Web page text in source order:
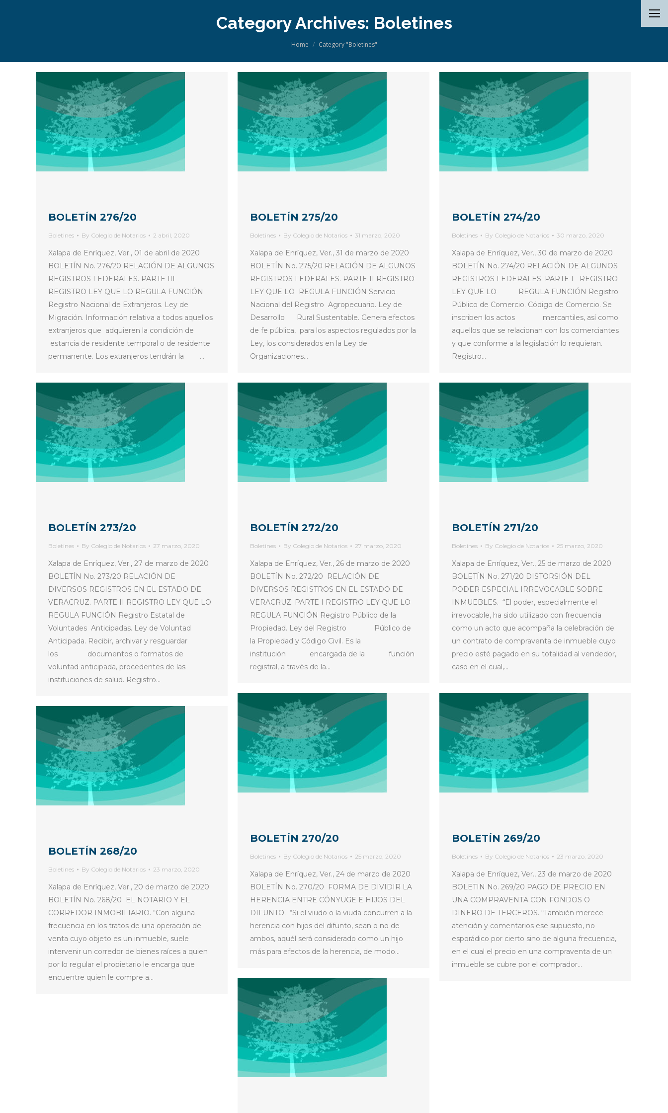
Category Archives: Boletines
Home Category "Boletines"
BOLETÍN 276/20
Boletines By Colegio de Notarios 2 abril, 2020
Xalapa de Enríquez, Ver., 01 de abril de 2020
BOLETÍN No. 276/20 RELACIÓN DE ALGUNOS
REGISTROS FEDERALES. PARTE III
REGISTRO LEY QUE LO REGULA FUNCIÓN
Registro Nacional de Extranjeros. Ley de
Migración. Información relativa a todos aquellos
extranjeros que adquieren la condición de
estancia de residente temporal o de residente
permanente. Los extranjeros tendrán la …
BOLETÍN 275/20
Boletines By Colegio de Notarios 31 marzo, 2020
Xalapa de Enríquez, Ver., 31 de marzo de 2020
BOLETÍN No. 275/20 RELACIÓN DE ALGUNOS
REGISTROS FEDERALES. PARTE II REGISTRO
LEY QUE LO REGULA FUNCIÓN Servicio
Nacional del Registro Agropecuario. Ley de
Desarrollo Rural Sustentable. Genera efectos
de fe pública, para los aspectos regulados por la
Ley, los considerados en la Ley de
Organizaciones…
BOLETÍN 274/20
Boletines By Colegio de Notarios 30 marzo, 2020
Xalapa de Enríquez, Ver., 30 de marzo de 2020
BOLETÍN No. 274/20 RELACIÓN DE ALGUNOS
REGISTROS FEDERALES. PARTE I REGISTRO
LEY QUE LO REGULA FUNCIÓN Registro
Público de Comercio. Código de Comercio. Se
inscriben los actos mercantiles, así como
aquellos que se relacionan con los comerciantes
y que conforme a la legislación lo requieran.
Registro…
BOLETÍN 273/20
Boletines By Colegio de Notarios 27 marzo, 2020
Xalapa de Enríquez, Ver., 27 de marzo de 2020
BOLETÍN No. 273/20 RELACIÓN DE
DIVERSOS REGISTROS EN EL ESTADO DE
VERACRUZ. PARTE II REGISTRO LEY QUE LO
REGULA FUNCIÓN Registro Estatal de
Voluntades Anticipadas. Ley de Voluntad
Anticipada. Recibir, archivar y resguardar
los documentos o formatos de
voluntad anticipada, procedentes de las
instituciones de salud. Registro…
BOLETÍN 272/20
Boletines By Colegio de Notarios 27 marzo, 2020
Xalapa de Enríquez, Ver., 26 de marzo de 2020
BOLETÍN No. 272/20 RELACIÓN DE
DIVERSOS REGISTROS EN EL ESTADO DE
VERACRUZ. PARTE I REGISTRO LEY QUE LO
REGULA FUNCIÓN Registro Público de la
Propiedad. Ley del Registro Público de
la Propiedad y Código Civil. Es la
institución encargada de la función
registral, a través de la…
BOLETÍN 271/20
Boletines By Colegio de Notarios 25 marzo, 2020
Xalapa de Enríquez, Ver., 25 de marzo de 2020
BOLETÍN No. 271/20 DISTORSIÓN DEL
PODER ESPECIAL IRREVOCABLE SOBRE
INMUEBLES. “El poder, especialmente el
irrevocable, ha sido utilizado con frecuencia
como un acto que acompaña la celebración de
un contrato de compraventa de inmueble cuyo
precio esté pagado en su totalidad al vendedor,
caso en el cual,…
BOLETÍN 270/20
Boletines By Colegio de Notarios 25 marzo, 2020
Xalapa de Enríquez, Ver., 24 de marzo de 2020
BOLETÍN No. 270/20 FORMA DE DIVIDIR LA
HERENCIA ENTRE CÓNYUGE E HIJOS DEL
DIFUNTO. “Si el viudo o la viuda concurren a la
herencia con hijos del difunto, sean o no de
ambos, aquél será considerado como un hijo
más para efectos de la herencia, de modo…
BOLETÍN 269/20
Boletines By Colegio de Notarios 23 marzo, 2020
Xalapa de Enríquez, Ver., 23 de marzo de 2020
BOLETIN No. 269/20 PAGO DE PRECIO EN
UNA COMPRAVENTA CON FONDOS O
DINERO DE TERCEROS. “También merece
atención y comentarios ese supuesto, no
esporádico por cierto sino de alguna frecuencia,
en el cual el precio en una compraventa de un
inmueble se cubre por el comprador…
BOLETÍN 268/20
Boletines By Colegio de Notarios 23 marzo, 2020
Xalapa de Enríquez, Ver., 20 de marzo de 2020
BOLETÍN No. 268/20 EL NOTARIO Y EL
CORREDOR INMOBILIARIO. “Con alguna
frecuencia en los tratos de una operación de
venta cuyo objeto es un inmueble, suele
intervenir un corredor de bienes raíces a quien
por lo regular el propietario le encarga que
encuentre quien le compre a…